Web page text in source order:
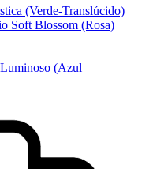
(Verde-Translúcido)
Soft Blossom (Rosa)
(Azul